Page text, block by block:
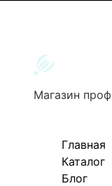
Магазин
Главная
Каталог
Блог